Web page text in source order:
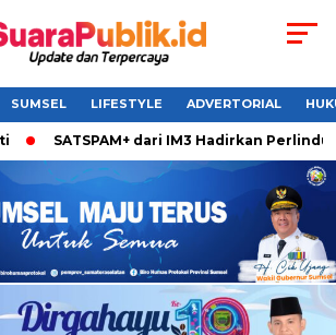
SUMSEL LIFESTYLE ADVERTORIAL
SATSPAM+ dari IM3 Hadirkan